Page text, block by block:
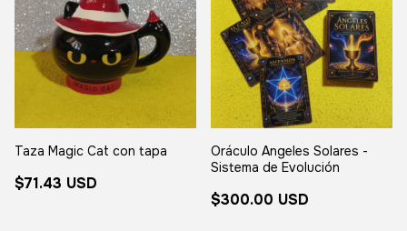
Taza Magic Cat con tapa
$71.43 USD
Oráculo Angeles Solares -
Sistema de Evolución
$300.00 USD